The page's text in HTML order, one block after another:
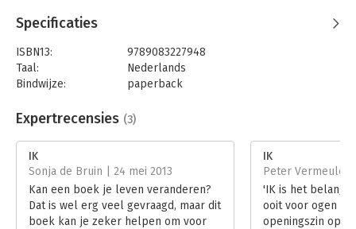
Specificaties
ISBN13:
9789083227948
Taal:
Nederlands
Bindwijze:
paperback
Uitgever:
Remco Claassen Producties
Verschijningsdatum:
Hoofdrubriek: Persoonlijke effectiviteit
Expertrecensies (3)
IK
Sonja de Bruin | 24 mei 2013
Kan een boek je leven veranderen?
Dat is wel erg veel gevraagd, maar dit
boek kan je zeker helpen om voor
IK
Peter Vermeulen
'IK is het
ooit voor ogen
openingszin op